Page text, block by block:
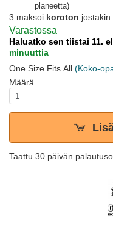
planeetta)
3 maksoi koroton jostakin
Varastossa
Haluatko sen tiistai 11.
minuuttia
One Size Fits All (Koko-
Määrä
Taattu 30 päivän